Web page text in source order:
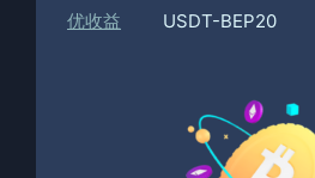
优收益
USDT-BEP20